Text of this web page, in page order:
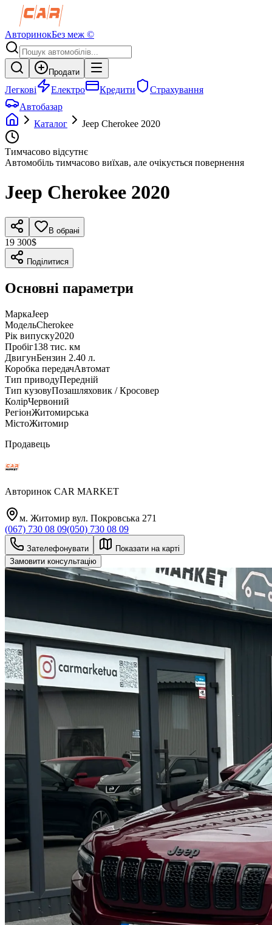
АвторинокБез меж ©
Продати
Легкові Електро Кредити
Страхування
Автобазар
Каталог
Jeep Cherokee 2020
Тимчасово відсутнє
Автомобіль тимчасово виїхав, але очікується повернення
Jeep Cherokee 2020
В обрані
19 300$
Поділитися
Основні параметри
МаркаJeep
МодельCherokee
Рік випуску2020
Пробіг138 тис. км
ДвигунБензин 2.40 л.
Коробка передачАвтомат
Тип приводуПередній
Тип кузовуПозашляховик / Кросовер
КолірЧервоний
РегіонЖитомирська
МістоЖитомир
Продавець
Авторинок CAR MARKET
м. Житомир вул. Покровська 271
(067) 730 08 09(050) 730 08 09
Зателефонувати
Показати на карті
Замовити консультацію